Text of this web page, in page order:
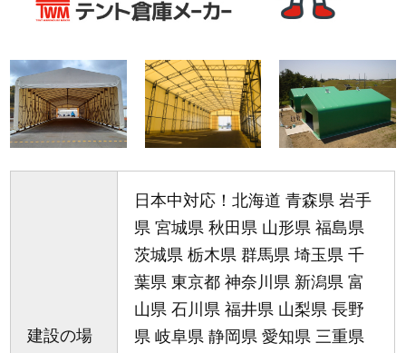
建設の場
日本中対応！北海道 青森県 岩手
県 宮城県 秋田県 山形県 福島県
茨城県 栃木県 群馬県 埼玉県 千
葉県 東京都 神奈川県 新潟県 富
山県 石川県 福井県 山梨県 長野
県 岐阜県 静岡県 愛知県 三重県